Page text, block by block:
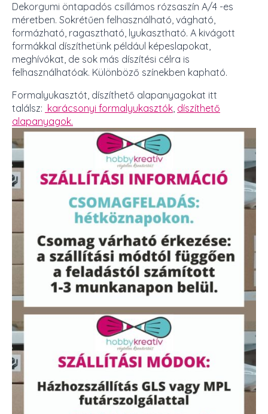
Dekorgumi öntapadós csillámos rózsaszín A/4 -es
méretben. Sokrétűen felhasználható, vágható,
formázható, ragasztható, lyukasztható. A kivágott
formákkal díszíthetünk például képeslapokat,
meghívókat, de sok más díszítési célra is
felhasználhatóak. Különböző színekben kapható.
Formalyukasztót, díszíthető alapanyagokat itt
találsz: karácsonyi formalyukasztók, díszíthető
alapanyagok.